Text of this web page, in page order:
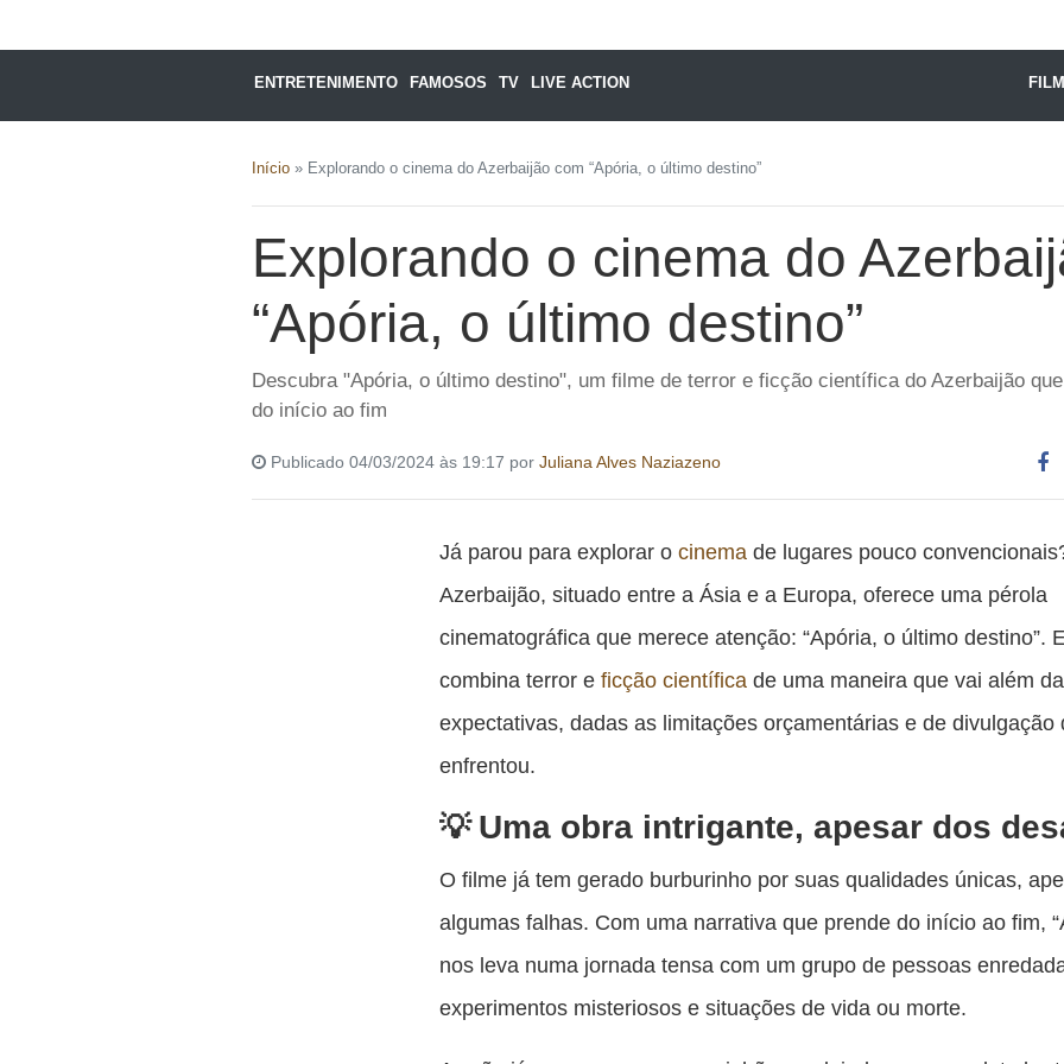
ENTRETENIMENTO FAMOSOS TV LIVE ACTION
Início » Explorando o cinema do Azerbaijão com “Apória, o último destino”
Explorando o cinema do
“Apória, o último destino”
Descubra "Apória, o último destino", um filme de terror e ficção científica do Azerbaijão
do início ao fim
Publicado 04/03/2024 às 19:17 por Juliana Alves Naziazeno
Já parou para explorar ocinema de lugares pouco
Azerbaijão, situado entre a Ásia e a Europa, oferece uma pérola
cinematográfica que merece atenção: “Apória, o último destino”.
combina terror eficção científica de uma maneira que vai além
expectativas, dadas as limitações orçamentárias e de divulgação
enfrentou.
Uma obra intrigante, apesar dos
O filme já tem gerado burburinho por suas qualidades únicas,
algumas falhas. Com uma narrativa que prende do início ao fim,
nos leva numa jornada tensa com um grupo de pessoas
experimentos misteriosos e situações de vida ou morte.